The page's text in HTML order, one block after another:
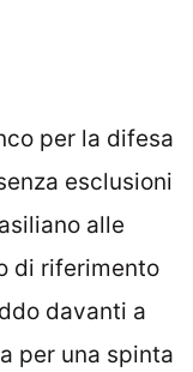
per la difesa
esclusioni
alle
di riferimento
davanti a
per una spinta